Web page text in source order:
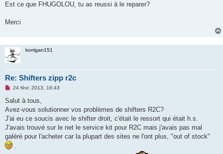
Est ce que FHUGOLOU, tu as reussi à le reparer?
Merci
korrigan151
Re: Shifters zipp r2c
M
s
a
g
n
o
n
l
24 févr. 2013, 16:43
Salut à tous,
Avez-vous solutionner vos problèmes de shifters R2C?
J'ai eu ce soucis avec le shifter droit, c'était le ressort qui était h.s.
J'avais trouvé sur le net le service kit pour R2C mais j'avais pas mal
galéré pour l'acheter car la plupart des sites ne l'ont plus, "out of stock"